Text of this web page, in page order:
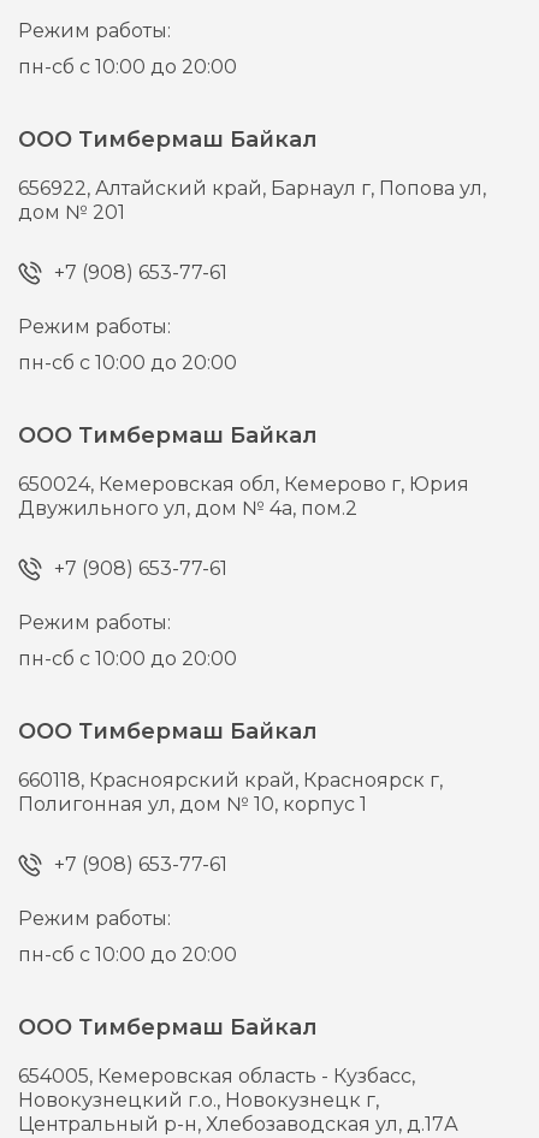
Режим работы:
пн-сб с 10:00 до 20:00
ООО Тимбермаш Байкал
656922,Алтайский край, Барнаул г, Попова ул,
дом № 201
+7 (908) 653-77-61
Режим работы:
пн-сб с 10:00 до 20:00
ООО Тимбермаш Байкал
650024, Кемеровская обл, Кемерово г, Юрия
Двужильного ул, дом № 4а, пом.2
+7 (908) 653-77-61
Режим работы:
пн-сб с 10:00 до 20:00
ООО Тимбермаш Байкал
660118, Красноярский край, Красноярск г,
Полигонная ул, дом № 10, корпус 1
+7 (908) 653-77-61
Режим работы:
пн-сб с 10:00 до 20:00
ООО Тимбермаш Байкал
654005, Кемеровская область - Кузбасс,
Новокузнецкий г.о., Новокузнецк г,
Центральный р-н, Хлебозаводская ул, д.17А